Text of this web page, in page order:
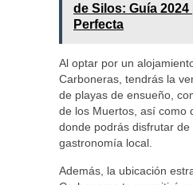
de Silos: Guía
Perfecta
Al optar por un
Carboneras, tendrás la
de playas de ensueño,
de los Muertos, así como
donde podrás disfrutar de
gastronomía local.
Además, la ubicación